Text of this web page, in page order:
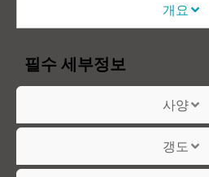
개요
사양
갱도
필수 세부정보